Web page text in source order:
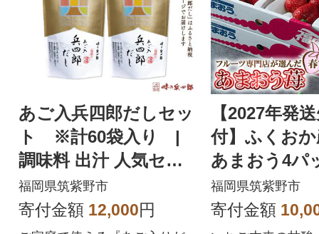
あご入兵四郎だしセッ
ト ※計60袋入り |
調味料 出汁 人気セッ
ト だしパック だし だ
しの素
福岡県筑紫野市
寄付金額 12,000円
【2027年発
付】ふくお
あまおう4パ
野市)
福岡県筑紫野市
寄付金額